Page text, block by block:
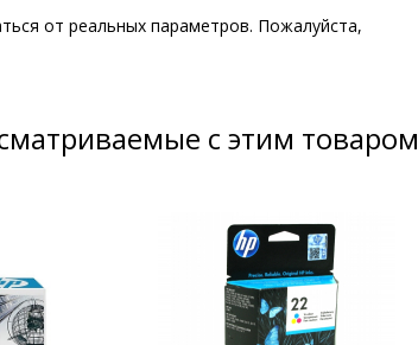
от реальных параметров. Пожалуйста,
с этим товаром